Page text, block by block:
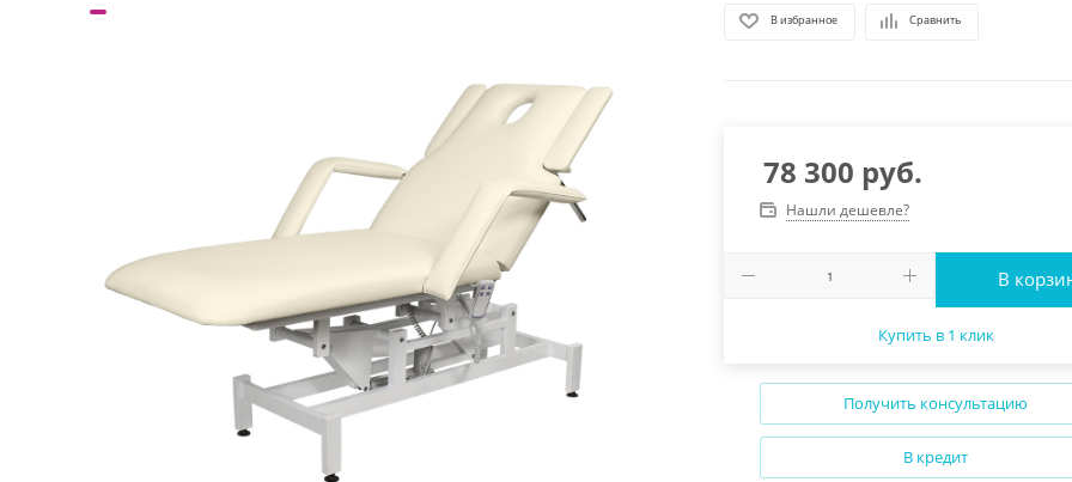
В избранное Сравнить
78 300 руб.
Нашли дешевле?
В
Купить в 1 клик
Получить консультацию
В кредит